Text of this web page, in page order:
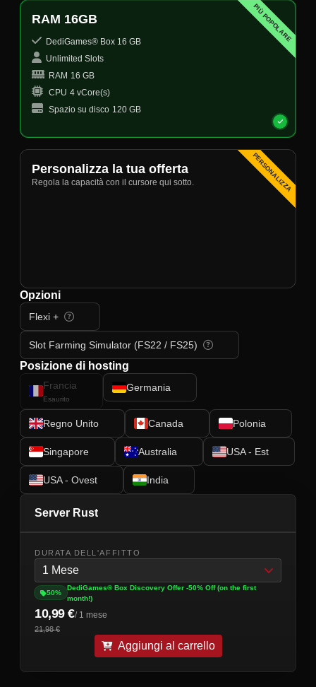
PIÙ POPOLARE
RAM 16GB
DediGames® Box 16 GB
Unlimited Slots
RAM 16 GB
CPU 4 vCore(s)
Spazio su disco 120 GB
PERSONALIZZA
Personalizza la tua offerta
Regola la capacità con il cursore qui sotto.
Opzioni
Flexi +
Slot Farming Simulator (FS22 / FS25)
Posizione di hosting
Francia
Esaurito
Germania
Regno Unito Canada Polonia
Singapore Australia USA - Est
USA - Ovest India
Server Rust
DURATA DELL'AFFITTO
1 Mese
50%
DediGames® Box Discovery Offer -50% Off (on the first
month!)
10,99 €/ 1 mese
21,98 €
Aggiungi al carrello